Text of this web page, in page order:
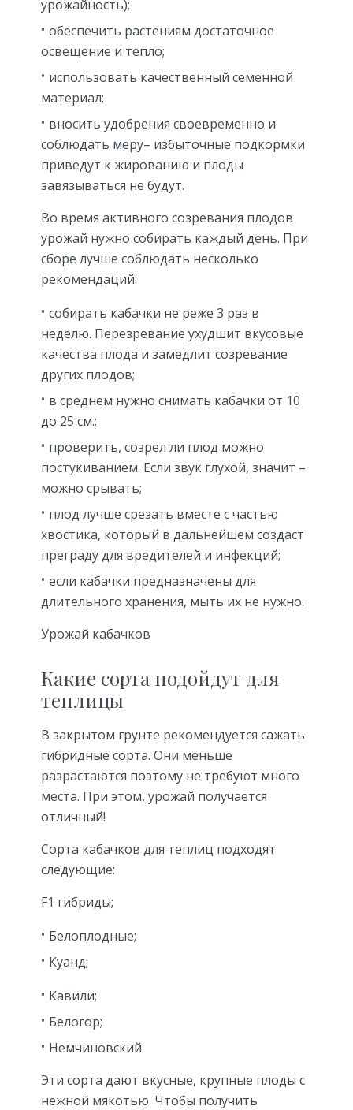
урожайность);
обеспечить растениям достаточное
освещение и тепло;
использовать качественный семенной
материал;
вносить удобрения своевременно и
соблюдать меру– избыточные подкормки
приведут к жированию и плоды
завязываться не будут.
Во время активного созревания плодов
урожай нужно собирать каждый день. При
сборе лучше соблюдать несколько
рекомендаций:
собирать кабачки не реже 3 раз в
неделю. Перезревание ухудшит вкусовые
качества плода и замедлит созревание
других плодов;
в среднем нужно снимать кабачки от 10
до 25 см.;
проверить, созрел ли плод можно
постукиванием. Если звук глухой, значит –
можно срывать;
плод лучше срезать вместе с частью
хвостика, который в дальнейшем создаст
преграду для вредителей и инфекций;
если кабачки предназначены для
длительного хранения, мыть их не нужно.
Урожай кабачков
Какие сорта подойдут для
теплицы
В закрытом грунте рекомендуется сажать
гибридные сорта. Они меньше
разрастаются поэтому не требуют много
места. При этом, урожай получается
отличный!
Сорта кабачков для теплиц подходят
следующие:
F1 гибриды;
Белоплодные;
Куанд;
Кавили;
Белогор;
Немчиновский.
Эти сорта дают вкусные, крупные плоды с
нежной мякотью. Чтобы получить